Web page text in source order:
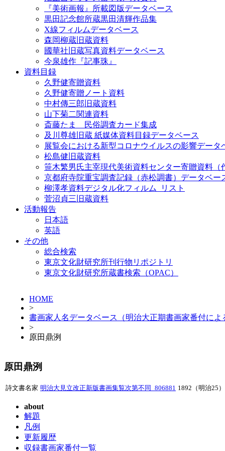
『美術画報』所載図版データベース
黒田記念館所蔵黒田清輝作品集
X線フィルムデータベース
森岡柳蔵旧蔵資料
國華社旧蔵写真資料データベース
今泉雄作『記事珠』
資料目録
久野健寄贈資料
久野健寄贈ノート資料
中村傳三郎旧蔵資料
山下菊二関連資料
斎藤たま 民俗調査カード集成
及川尊雄旧蔵 紙媒体資料目録データベース
展覧会における新型コロナウイルスの影響データ
松島健旧蔵資料
笹木繁男氏主宰現代美術資料センター寄贈資料（
京都府寺院重宝調査記録（赤松調書）データベー
柳澤孝資料デジタル化フィルム_リスト
菅沼貞三旧蔵資料
活動報告
日本語
英語
その他
総合検索
東京文化財研究所刊行物リポジトリ
東京文化財研究所蔵書検索（OPAC）
HOME
>
書画家人名データベース（明治大正期書画家番付によ
>
原田鼎洌
原田鼎洌
詩文書名家 明治大見立改正新版書画集覧次第不同_806881 1892（明治25）
about
解題
凡例
更新履歴
収録書画家番付一覧